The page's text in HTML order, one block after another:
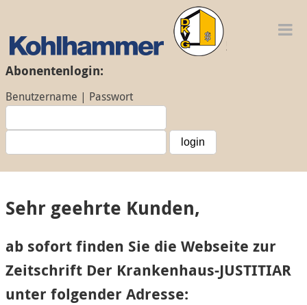
Abonentenlogin:
Benutzername | Passwort
Sehr geehrte Kunden,
ab sofort finden Sie die Webseite zur
Zeitschrift Der Krankenhaus‑JUSTITIAR
unter folgender Adresse: